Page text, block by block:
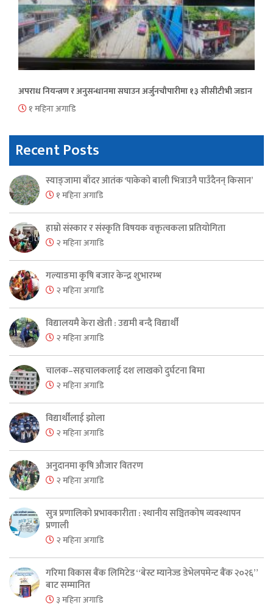
अपराध नियन्त्रण र अनुसन्धानमा सघाउन अर्जुनचौपारीमा १३ सीसीटीभी जडान
१ महिना अगाडि
Recent Posts
स्याङ्जामा बाँदर आतंक ‘पाकेको बाली भित्राउनै पाउँदैनन् किसान’
१ महिना अगाडि
हाम्रो संस्कार र संस्कृति विषयक वक्तृत्वकला प्रतियोगिता
२ महिना अगाडि
गल्याङमा कृषि बजार केन्द्र शुभारम्भ
२ महिना अगाडि
विद्यालयमै केरा खेती : उद्यमी बन्दै विद्यार्थी
२ महिना अगाडि
चालक–सहचालकलाई दश लाखको दुर्घटना बिमा
२ महिना अगाडि
विद्यार्थीलाई झोला
२ महिना अगाडि
अनुदानमा कृषि औजार वितरण
२ महिना अगाडि
सुत्र प्रणालिको प्रभावकारीता : स्थानीय सञ्चितकोष व्यवस्थापन
प्रणाली
२ महिना अगाडि
गरिमा विकास बैंक लिमिटेड “बेस्ट म्यानेज्ड डेभेलपमेन्ट बैंक २०२६”
बाट सम्मानित
३ महिना अगाडि